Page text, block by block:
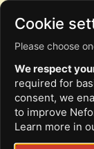
TRIP
ONE
(2016)
Cookie
Please choose
We respect
required for
consent, we
to improve
Learn more in